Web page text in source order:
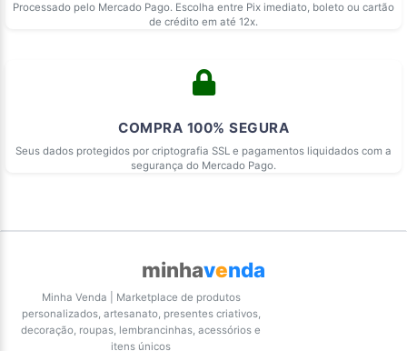
Processado pelo Mercado Pago. Escolha entre Pix imediato, boleto ou cartão
de crédito em até 12x.
COMPRA 100% SEGURA
Seus dados protegidos por criptografia SSL e pagamentos liquidados com a
segurança do Mercado Pago.
minhavenda
Minha Venda | Marketplace de produtos
personalizados, artesanato, presentes criativos,
decoração, roupas, lembrancinhas, acessórios e
itens únicos